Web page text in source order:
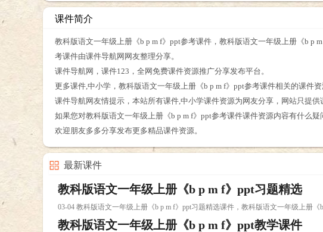
课件简介
教科版语文一年级上册《b p m f》ppt参考课件，教科版语文一年级上册《b p
考课件由课件导航网网友整理分享。
课件导航网，课件123，全网免费课件资源推广分享发布平台。
更多课件,中小学，教科版语文一年级上册《b p m f》ppt参考课件相关的课件
课件导航网友情提示，本站所有课件,中小学课件资源为网友分享，网站只提供
如果您对教科版语文一年级上册《b p m f》ppt参考课件课件资源内容有什么疑
欢迎朋友多多分享发布更多精品课件资源。
最新课件
教科版语文一年级上册《b p m f》ppt习题精选
03-04 教科版语文一年级上册《b p m f》ppt习题精选课件，教科版语文一年级上册《
教科版语文一年级上册《b p m f》ppt教学课件